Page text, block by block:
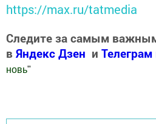
https://max.ru/tatmedia
Следите за самым
в Яндекс Дзен и Телеграм
новь"